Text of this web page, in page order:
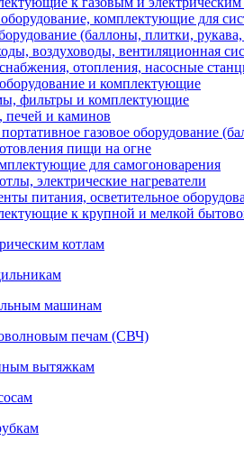
комплектующие для
(баллоны, плитки,
воздуховоды, вентиляционная
отопления, насосные
и комплектующие
фильтры и комплектующие
печей и каминов
газовое оборудование
пищи на огне
для самогоноварения
электрические нагреватели
питания, осветительное
к крупной и мелкой
котлам
машинам
печам (СВЧ)
вытяжкам